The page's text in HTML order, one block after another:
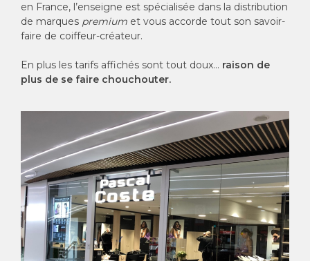
en France, l’enseigne est spécialisée dans la distribution
de marques premium et vous accorde tout son savoir-
faire de coiffeur-créateur.
En plus les tarifs affichés sont tout doux… raison de
plus de se faire chouchouter.